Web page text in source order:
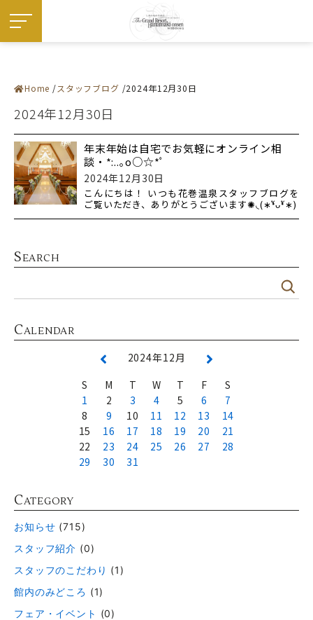
施設紹介
― 宴会会場
お料理
ドレス・和装
フェア
プラン
お知らせ・イベント
ウエディングレポート
ステイウエディング
フォトギャラリー
佳松園でのご婚礼
はじめての方へ
資料請求
アクセス
Home スタッフブログ 2024年12月30日
2024年12月30日
年末年始は自宅でお気軽にオンライン相
談・*:..｡o○☆*ﾟ
2024年12月30日
こんにちは！ いつも花巻温泉スタッフブログを
ご覧いただき、ありがとうございます✺◟(∗❛ัᴗ❛ั∗)
SEARCH
CALENDAR
2024年12月
S
M T W T F
S
1
2 3 4 5 6
7
8
9 10 11 12 13
14
15
16 17 18 19 20
21
22
23 24 25 26 27
28
29
30 31
CATEGORY
お知らせ (715)
スタッフ紹介 (0)
スタッフのこだわり (1)
館内のみどころ (1)
フェア・イベント (0)